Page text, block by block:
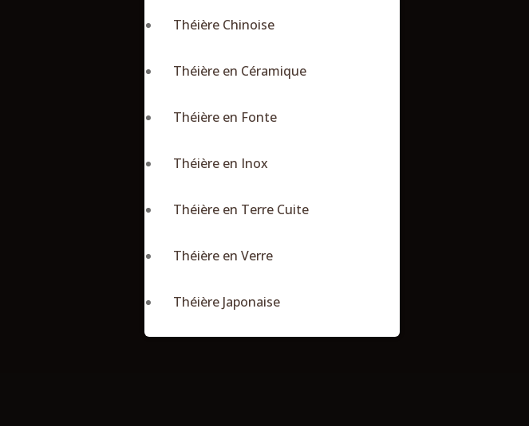
Théière Chinoise
Théière en Céramique
Théière en Fonte
Théière en Inox
Théière en Terre Cuite
Théière en Verre
Théière Japonaise